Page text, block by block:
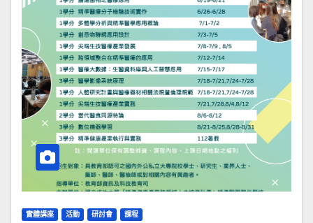
實體講座 活動 研討會 課程